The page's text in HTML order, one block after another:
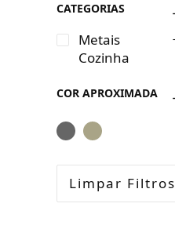
CATEGORIAS
Metais
Cozinha
COR APROXIMADA
Limpar Filtros